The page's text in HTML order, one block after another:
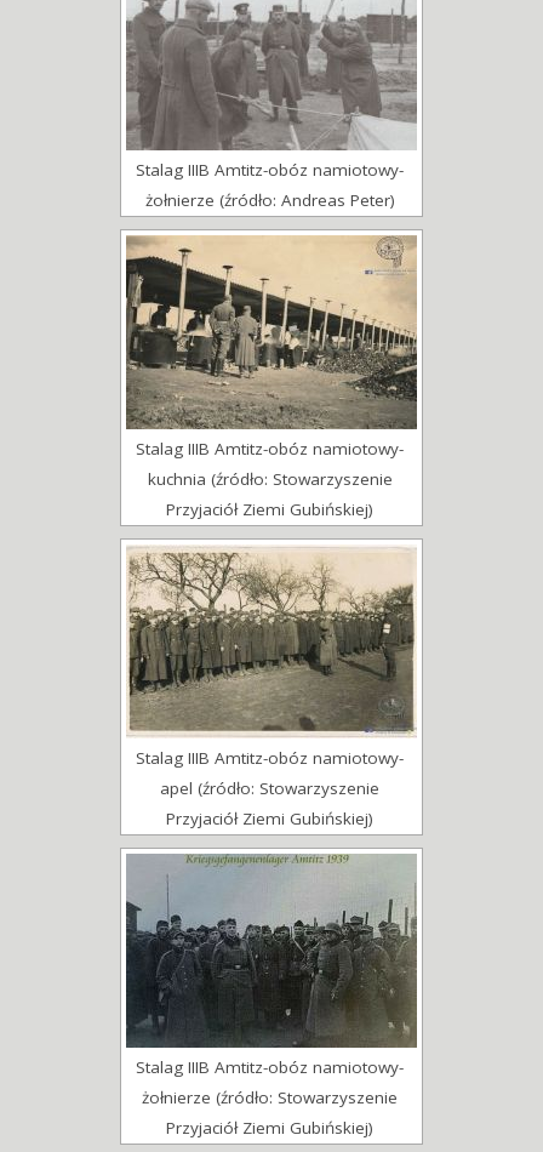
Stalag IIIB Amtitz-obóz namiotowy-
żołnierze (źródło: Andreas Peter)
Stalag IIIB Amtitz-obóz namiotowy-
kuchnia (źródło: Stowarzyszenie
Przyjaciół Ziemi Gubińskiej)
Stalag IIIB Amtitz-obóz namiotowy-
apel (źródło: Stowarzyszenie
Przyjaciół Ziemi Gubińskiej)
Stalag IIIB Amtitz-obóz namiotowy-
żołnierze (źródło: Stowarzyszenie
Przyjaciół Ziemi Gubińskiej)